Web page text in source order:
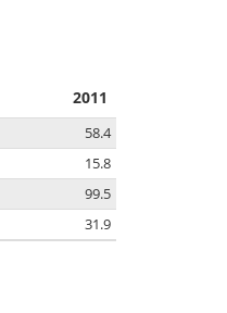
2011
58.4
15.8
99.5
31.9